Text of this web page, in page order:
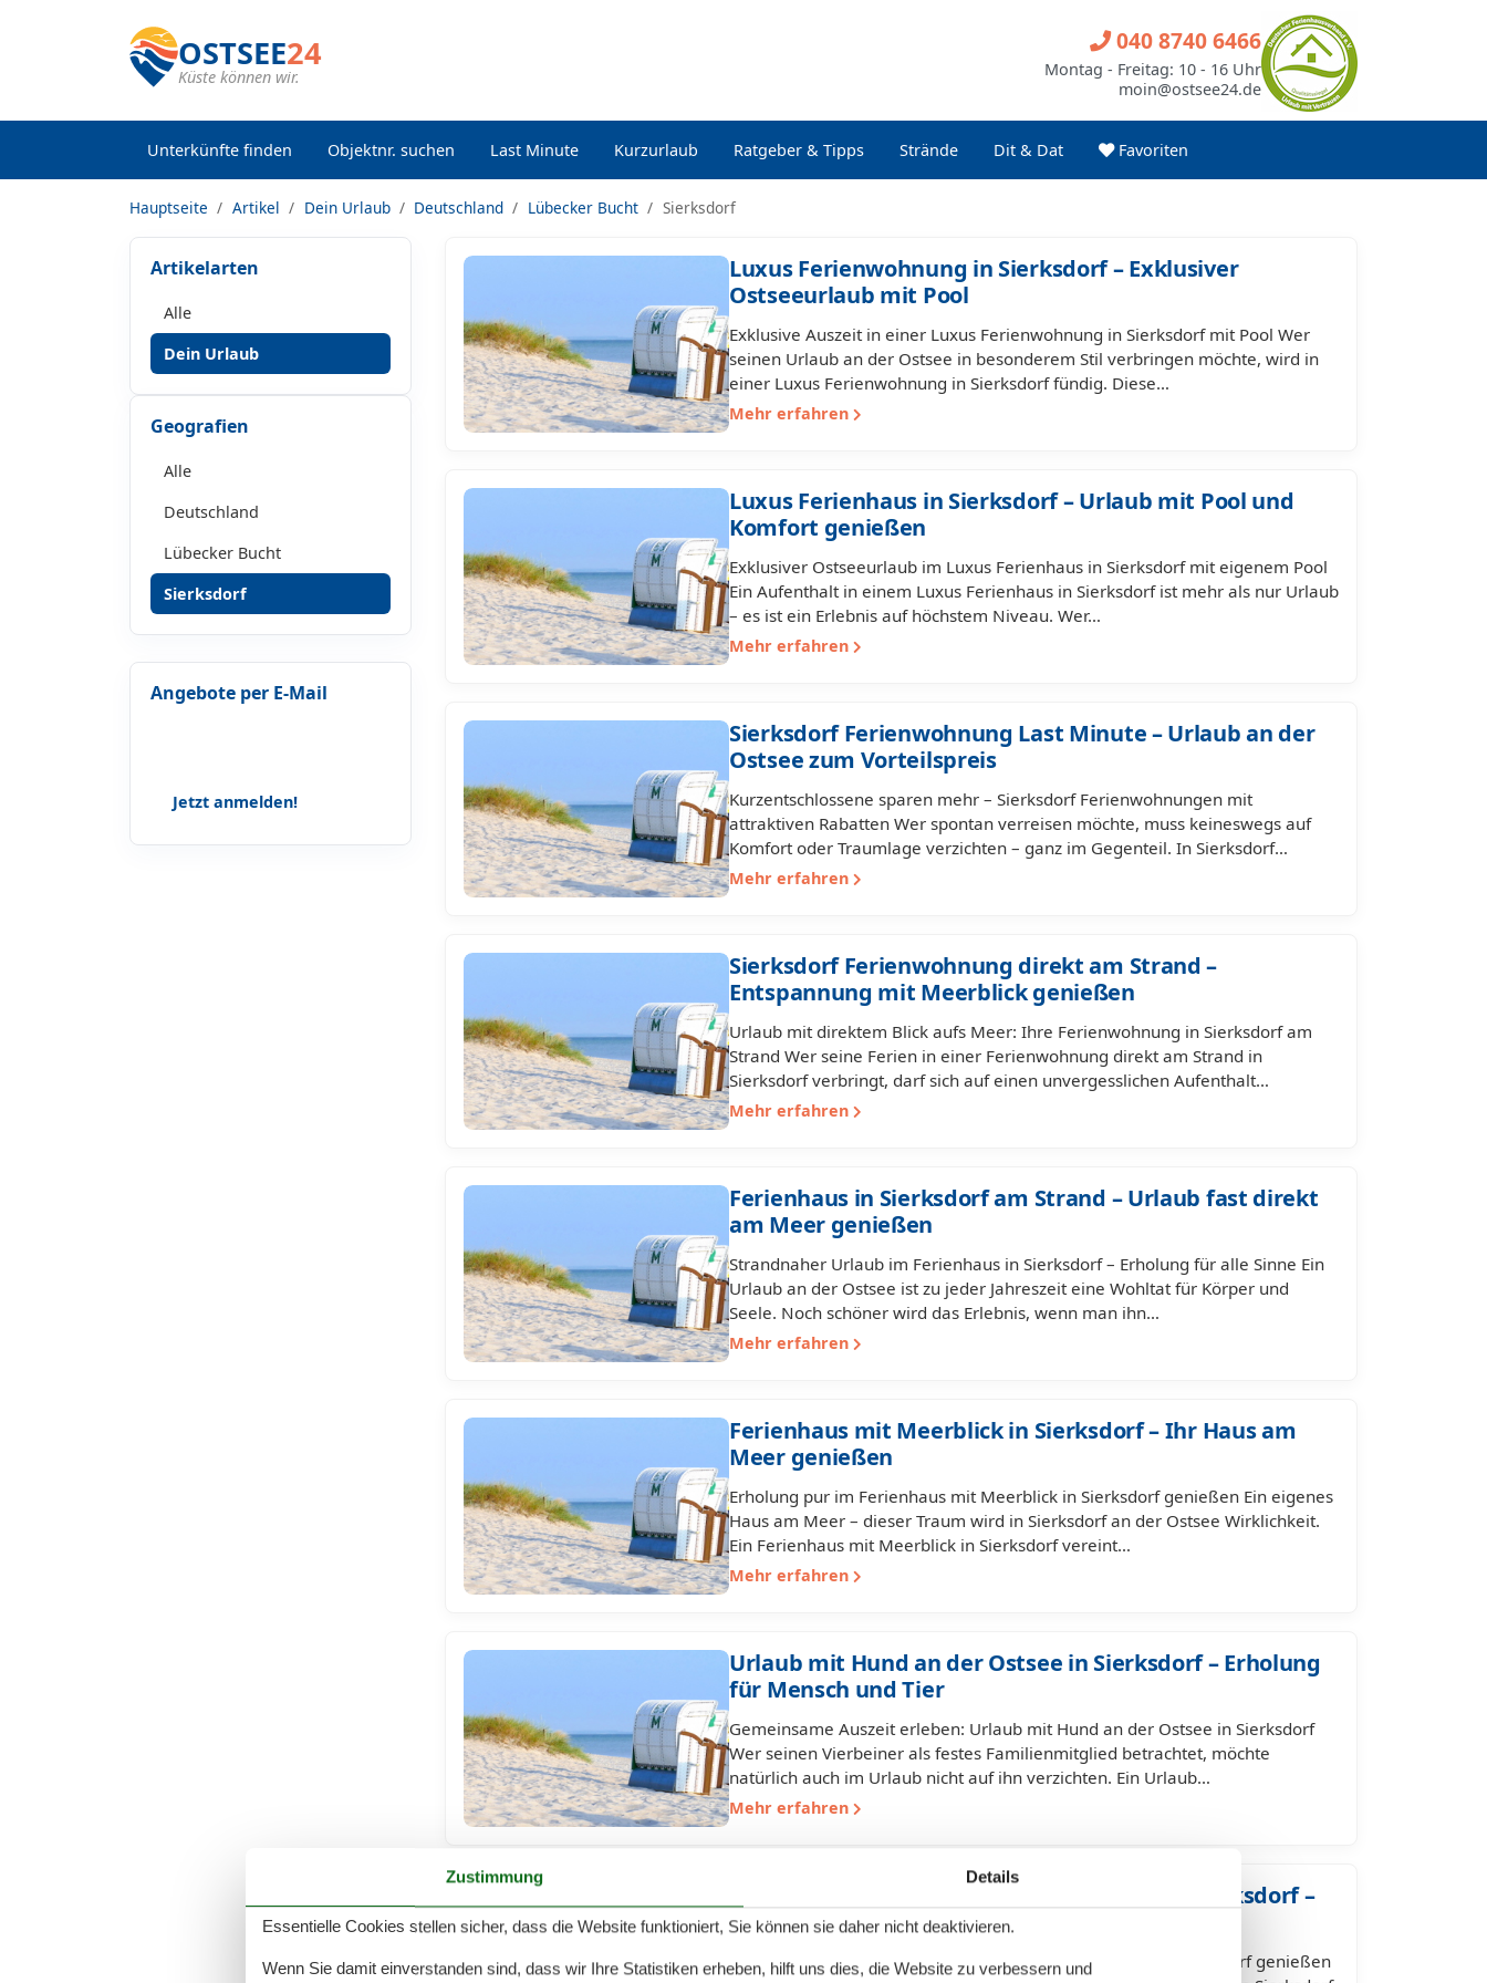
OSTSEE24
Küste können wir.
Unterkünfte finden Objektnr. suchen Last Minute Kurzurlaub Ratgeber & Tipps Strände Dit & Dat Favoriten
040 8740 6466
Montag - Freitag: 10 - 16 Uhr
moin@ostsee24.de
Hauptseite Artikel Dein Urlaub Deutschland Lübecker Bucht Sierksdorf
Luxus Ferienwohnung in Sierksdorf – Exklusiver
Ostseeurlaub mit Pool
Exklusive Auszeit in einer Luxus Ferienwohnung in Sierksdorf mit Pool Wer
seinen Urlaub an der Ostsee in besonderem Stil verbringen möchte, wird in
einer Luxus Ferienwohnung in Sierksdorf fündig. Diese…
Mehr erfahren
Luxus Ferienhaus in Sierksdorf – Urlaub mit Pool und
Komfort genießen
Exklusiver Ostseeurlaub im Luxus Ferienhaus in Sierksdorf mit eigenem Pool
Ein Aufenthalt in einem Luxus Ferienhaus in Sierksdorf ist mehr als nur Urlaub
– es ist ein Erlebnis auf höchstem Niveau. Wer…
Mehr erfahren
Sierksdorf Ferienwohnung Last Minute – Urlaub an der
Ostsee zum Vorteilspreis
Kurzentschlossene sparen mehr – Sierksdorf Ferienwohnungen mit
attraktiven Rabatten Wer spontan verreisen möchte, muss keineswegs auf
Komfort oder Traumlage verzichten – ganz im Gegenteil. In Sierksdorf…
Mehr erfahren
Sierksdorf Ferienwohnung direkt am Strand –
Entspannung mit Meerblick genießen
Urlaub mit direktem Blick aufs Meer: Ihre Ferienwohnung in Sierksdorf am
Strand Wer seine Ferien in einer Ferienwohnung direkt am Strand in
Sierksdorf verbringt, darf sich auf einen unvergesslichen Aufenthalt…
Mehr erfahren
Ferienhaus in Sierksdorf am Strand – Urlaub fast direkt
am Meer genießen
Strandnaher Urlaub im Ferienhaus in Sierksdorf – Erholung für alle Sinne Ein
Urlaub an der Ostsee ist zu jeder Jahreszeit eine Wohltat für Körper und
Seele. Noch schöner wird das Erlebnis, wenn man ihn…
Mehr erfahren
Ferienhaus mit Meerblick in Sierksdorf – Ihr Haus am
Meer genießen
Erholung pur im Ferienhaus mit Meerblick in Sierksdorf genießen Ein eigenes
Haus am Meer – dieser Traum wird in Sierksdorf an der Ostsee Wirklichkeit.
Ein Ferienhaus mit Meerblick in Sierksdorf vereint…
Mehr erfahren
Urlaub mit Hund an der Ostsee in Sierksdorf – Erholung
für Mensch und Tier
Gemeinsame Auszeit erleben: Urlaub mit Hund an der Ostsee in Sierksdorf
Wer seinen Vierbeiner als festes Familienmitglied betrachtet, möchte
natürlich auch im Urlaub nicht auf ihn verzichten. Ein Urlaub…
Mehr erfahren
Ferienwohnung an der Ostsee mit Hund in Sierksdorf –
Erholung für Mensch und Tier
Urlaub in der Ferienwohnung an der Ostsee mit Hund in Sierksdorf genießen
Artikelarten
Alle
Dein Urlaub
Geografien
Alle
Deutschland
Lübecker Bucht
Sierksdorf
Angebote per E-Mail
Jetzt anmelden!
Zustimmung Details
Essentielle Cookies stellen sicher, dass die Website funktioniert, Sie können sie daher nicht deaktivieren.
Wenn Sie damit einverstanden sind, dass wir Ihre Statistiken erheben, hilft uns dies, die Website zu verbessern und